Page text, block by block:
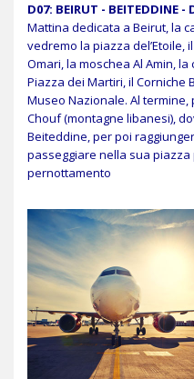
D07: BEIRUT - BEITEDDINE -
Mattina dedicata a Beirut, la
vedremo la piazza del’Etoile,
Omari, la moschea Al Amin,
Piazza dei Martiri, il Corniche
Museo Nazionale. Al
Chouf (montagne libanesi),
Beiteddine, per poi
passeggiare nella sua
pernottamento